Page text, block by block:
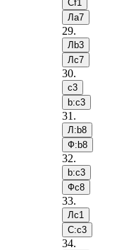
Сf1
Лa7
29.
Лb3
Лc7
30.
c3
b:c3
31 .
Л:b8
Ф:b8
32.
b:c3
Фc8
33.
Лc1
С:c3
34.